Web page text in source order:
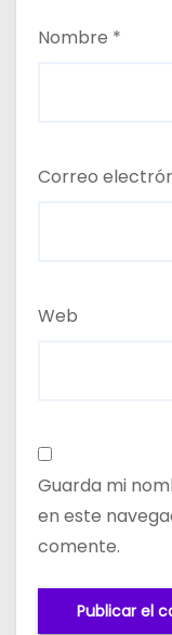
Nombre *
Correo
Web
Guarda mi
en este
comente.